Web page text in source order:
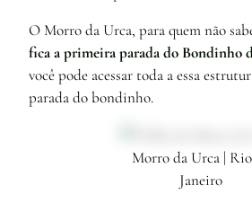
O Morro da Urca, para quem não
fica a primeira parada do Bondinho
você pode acessar toda a essa
parada do bondinho.
Morro da Urca |
Janeiro